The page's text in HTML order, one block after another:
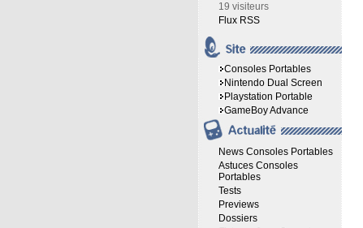
19 visiteurs
Flux RSS
Consoles Portables
Nintendo Dual Screen
Playstation Portable
GameBoy Advance
News Consoles Portables
Astuces Consoles
Portables
Tests
Previews
Dossiers